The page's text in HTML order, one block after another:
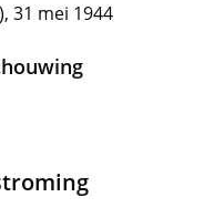
31 mei 1944